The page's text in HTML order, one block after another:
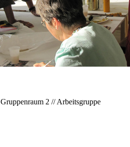
Gruppenraum 2 //Arbeitsgruppe